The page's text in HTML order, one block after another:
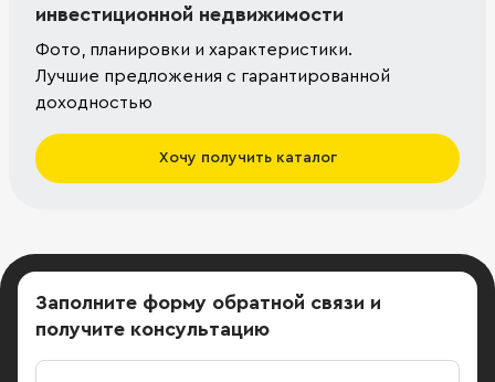
инвестиционной недвижимости
Фото, планировки и характеристики.
Лучшие предложения с гарантированной
доходностью
Хочу получить каталог
Заполните форму обратной связи и
получите консультацию